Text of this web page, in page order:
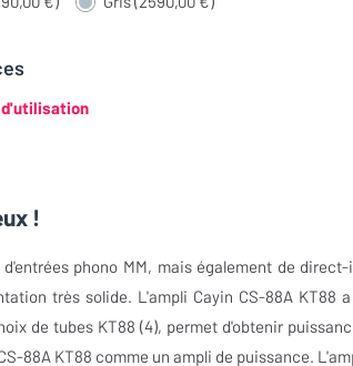
d'utilisation
!
phono MM, mais également de
très solide. L'ampli Cayin CS-88A KT88
de tubes KT88 (4), permet d'obtenir
88A KT88 comme un ampli de puissance.